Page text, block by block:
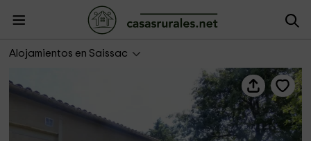
Alojamientos en Saissac